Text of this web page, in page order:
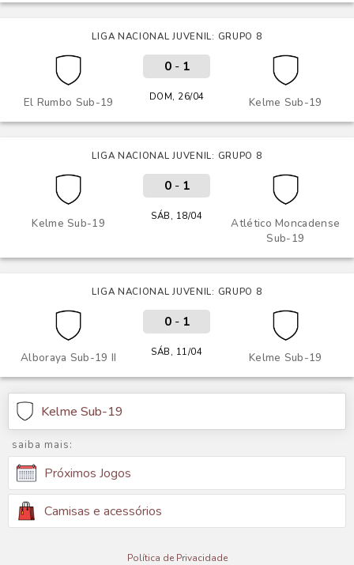
LIGA NACIONAL JUVENIL: GRUPO 8
El Rumbo Sub-19 Kelme Sub-19
0- 1
DOM, 26/04
LIGA NACIONAL JUVENIL: GRUPO 8
Kelme Sub-19
Atlético Moncadense
Sub-19
0- 1
SÁB, 18/04
LIGA NACIONAL JUVENIL: GRUPO 8
Alboraya Sub-19 II Kelme Sub-19
0- 1
SÁB, 11/04
Kelme Sub-19
saiba mais:
Próximos Jogos
Camisas e acessórios
Política de Privacidade